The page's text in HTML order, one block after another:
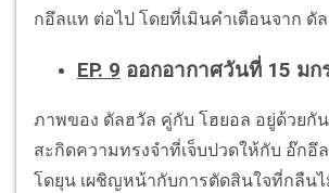
กอึลแท ต่อไป โดยที่เมินคำเตือนจาก ดั
EP. 9 ออกอากาศวันที่ 15 มก
ภาพของ ดัลฮวัล คู่กับ โฮยอล อยู่ด้วยกั
สะกิดความทรงจำที่เจ็บปวดให้กับ อ๊ก
โดยุน เผชิญหน้ากับการตัดสินใจที่กลืนไ